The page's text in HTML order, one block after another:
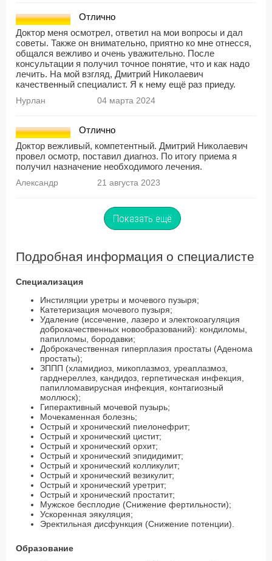
Отлично
Доктор меня осмотрел, ответил на мои вопросы и дал
советы. Также он внимательно, приятно ко мне отнесся,
общался вежливо и очень уважительно. После
консультации я получил точное понятие, что и как надо
лечить. На мой взгляд, Дмитрий Николаевич
качественный специалист. Я к нему ещё раз приеду.
Нурлан 04 марта 2024
Отлично
Доктор вежливый, компетентный. Дмитрий Николаевич
провел осмотр, поставил диагноз. По итогу приема я
получил назначение необходимого лечения.
Александр 21 августа 2023
Показать ещё
Подробная информация о специалисте
Специализация
Инстиляции уретры и мочевого пузыря;
Катетеризация мочевого пузыря;
Удаление (иссечение, лазеро и электокоагуляция
доброкачественных новообразований): кондиломы,
папилломы, бородавки;
Доброкачественная гиперплазия простаты (Аденома
простаты);
ЗППП (хламидиоз, микоплазмоз, уреаплазмоз,
гарднереллез, кандидоз, герпетическая инфекция,
папилломавирусная инфекция, контагиозный
моллюск);
Гиперактивный мочевой пузырь;
Мочекаменная болезнь;
Острый и хронический пиелонефрит;
Острый и хронический цистит;
Острый и хронический орхит;
Острый и хронический эпидидимит;
Острый и хронический колликулит;
Острый и хронический везикулит;
Острый и хронический уретрит;
Острый и хронический простатит;
Мужское бесплодие (Снижение фертильности);
Ускоренная эякуляция;
Эректильная дисфункция (Снижение потенции).
Образование